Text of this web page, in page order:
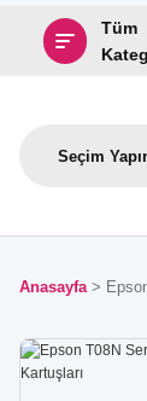
Tüm
Anasayfa